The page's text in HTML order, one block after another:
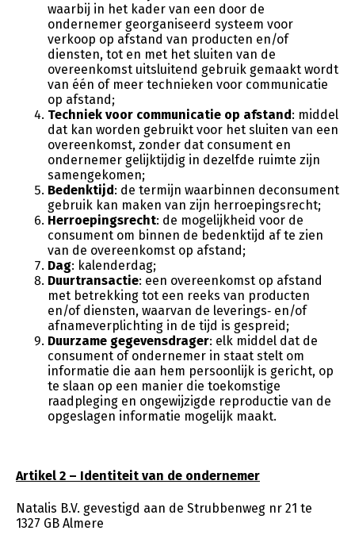
waarbij in het kader van een door de
ondernemer georganiseerd systeem voor
verkoop op afstand van producten en/of
diensten, tot en met het sluiten van de
overeenkomst uitsluitend gebruik gemaakt wordt
van één of meer technieken voor communicatie
op afstand;
Techniek voor communicatie op afstand : middel
dat kan worden gebruikt voor het sluiten van een
overeenkomst, zonder dat consument en
ondernemer gelijktijdig in dezelfde ruimte zijn
samengekomen;
Bedenktijd : de termijn waarbinnen deconsument
gebruik kan maken van zijn herroepingsrecht;
Herroepingsrecht: de mogelijkheid voor de
consument om binnen de bedenktijd af te zien
van de overeenkomst op afstand;
Dag: kalenderdag;
Duurtransactie: een overeenkomst op afstand
met betrekking tot een reeks van producten
en/of diensten, waarvan de leverings‑ en/of
afnameverplichting in de tijd is gespreid;
Duurzame gegevensdrager: elk middel dat de
consument of ondernemer in staat stelt om
informatie die aan hem persoonlijk is gericht, op
te slaan op een manier die toekomstige
raadpleging en ongewijzigde reproductie van de
opgeslagen informatie mogelijk maakt.
Artikel 2 – Identiteit van de ondernemer
Natalis B.V. gevestigd aan de Strubbenweg nr 21 te
1327 GB Almere